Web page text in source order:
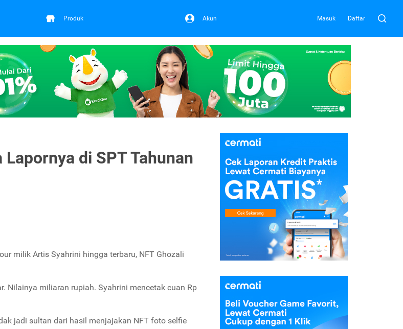
Produk Akun Masuk Daftar
di SPT Tahunan
milik Artis Syahrini hingga terbaru, NFT Ghozali
Nilainya miliaran rupiah. Syahrini mencetak cuan Rp
jadi sultan dari hasil menjajakan NFT foto selfie